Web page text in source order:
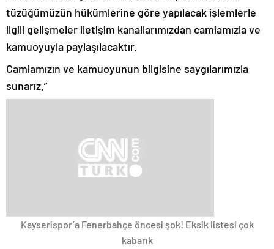
tüzüğümüzün hükümlerine göre yapılacak işlemlerle
ilgili gelişmeler iletişim kanallarımızdan camiamızla ve
kamuoyuyla paylaşılacaktır.
Camiamızın ve kamuoyunun bilgisine saygılarımızla
sunarız.”
Kayserispor’a Fenerbahçe öncesi şok! Eksik listesi çok
kabarık